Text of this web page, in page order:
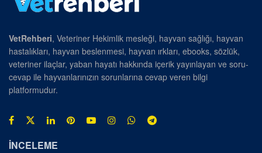
VetRehberi, Veteriner Hekimlik mesleği, hayvan sağlığı, hayvan
hastalıkları, hayvan beslenmesi, hayvan ırkları, ebooks, sözlük,
veteriner ilaçlar, yaban hayatı hakkında içerik yayınlayan ve soru-
cevap ile hayvanlarınızın sorunlarına cevap veren bilgi
platformudur.
İNCELEME